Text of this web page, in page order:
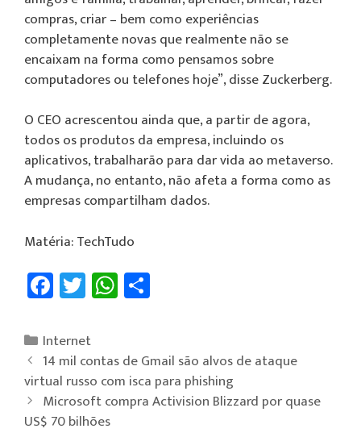
compras, criar – bem como experiências
completamente novas que realmente não se
encaixam na forma como pensamos sobre
computadores ou telefones hoje”, disse Zuckerberg.
O CEO acrescentou ainda que, a partir de agora,
todos os produtos da empresa, incluindo os
aplicativos, trabalharão para dar vida ao metaverso.
A mudança, no entanto, não afeta a forma como as
empresas compartilham dados.
Matéria: TechTudo
Fa
ce
b
o
ok
T
wi
tt
er
W
h
sA
p
p
Internet
14 mil contas de Gmail são alvos de ataque
virtual russo com isca para phishing
Microsoft compra Activision Blizzard por quase
US$ 70 bilhões